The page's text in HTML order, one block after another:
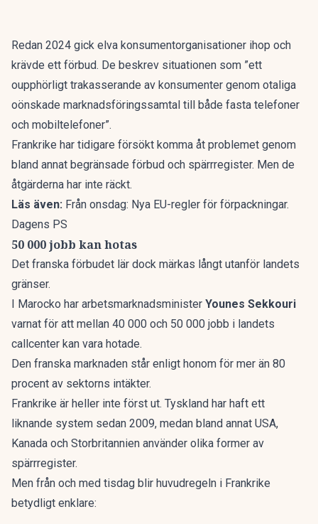
Redan 2024 gick elva konsumentorganisationer ihop och
krävde ett förbud. De beskrev situationen som ”ett
oupphörligt trakasserande av konsumenter genom otaliga
oönskade marknadsföringssamtal till både fasta telefoner
och mobiltelefoner”.
Frankrike har tidigare försökt komma åt problemet genom
bland annat begränsade förbud och spärrregister. Men de
åtgärderna har inte räckt.
Läs även: Från onsdag: Nya EU-regler för förpackningar.
Dagens PS
50 000 jobb kan hotas
Det franska förbudet lär dock märkas långt utanför landets
gränser.
I Marocko har arbetsmarknadsminister Younes Sekkouri
varnat för att mellan 40 000 och 50 000 jobb i landets
callcenter kan vara hotade.
Den franska marknaden står enligt honom för mer än 80
procent av sektorns intäkter.
Frankrike är heller inte först ut. Tyskland har haft ett
liknande system sedan 2009, medan bland annat USA,
Kanada och Storbritannien använder olika former av
spärrregister.
Men från och med tisdag blir huvudregeln i Frankrike
betydligt enklare: